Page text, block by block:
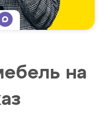
на